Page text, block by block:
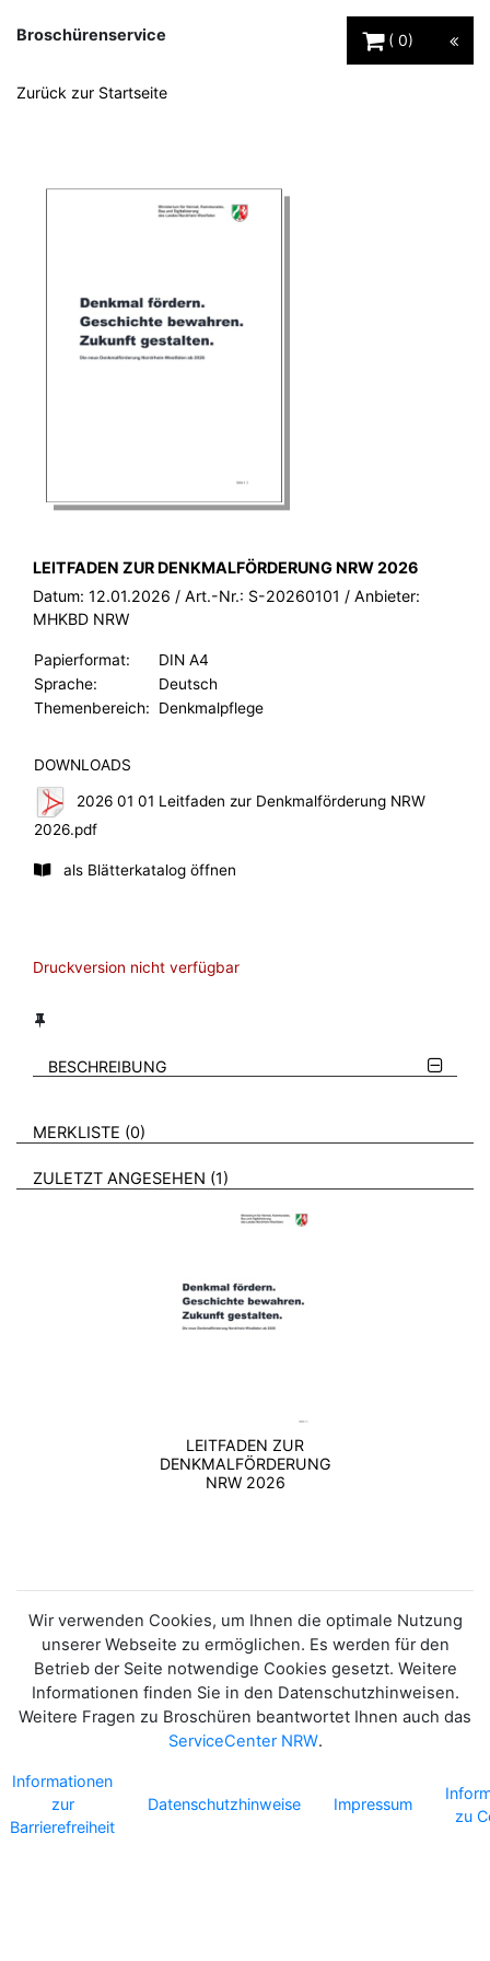
Broschürenservice
0
Zurück zur Startseite
BROSCHÜRE:
LEITFADEN ZUR DENKMALFÖRDERUNG NRW 2026
Datum: 12.01.2026 / Art.-Nr.: S-20260101 / Anbieter:
MHKBD NRW
Papierformat:
DIN A4
Sprache:
Deutsch
Themenbereich:
Denkmalpflege
DOWNLOADS
2026 01 01 Leitfaden zur Denkmalförderung NRW
2026.pdf
als Blätterkatalog öffnen
Druckversion nicht verfügbar
BESCHREIBUNG
VERWEISE AUF VERMERKTE- ODER ZULETZT ANGESEHENE
MERKLISTE 0 BROSCHÜREN
ZULETZT ANGESEHEN 1 BROSCHÜREN
LEITFADEN ZUR
DENKMALFÖRDERUNG
NRW 2026
Wir verwenden Cookies, um Ihnen die optimale Nutzung
unserer Webseite zu ermöglichen. Es werden für den
Betrieb der Seite notwendige Cookies gesetzt. Weitere
Informationen finden Sie in den Datenschutzhinweisen.
Weitere Fragen zu Broschüren beantwortet Ihnen auch das
ServiceCenter NRW.
Informationen
zur
Barrierefreiheit
Datenschutzhinweise Impressum
zu